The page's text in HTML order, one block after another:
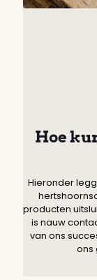
Hoe
Hieronder
producten
is nauw
van ons
ons